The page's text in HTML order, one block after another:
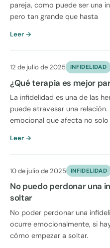
pareja, como puede ser una
pero tan grande que hasta
Leer →
12 de julio de 2025 INFIDELIDAD
¿Qué terapia es mejor
La infidelidad es una de las
puede atravesar una
emocional que afecta no solo
Leer →
10 de julio de 2025 INFIDELIDAD
No puedo perdonar una
soltar
No poder perdonar una
ocurre emocionalmente, si
cómo empezar a soltar.